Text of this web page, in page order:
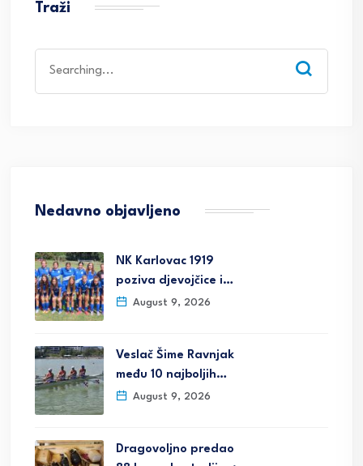
Traži
for:
Nedavno objavljeno
NK Karlovac 1919
poziva djevojčice i…
August 9, 2026
Veslač Šime Ravnjak
među 10 najboljih…
August 9, 2026
Dragovoljno predao